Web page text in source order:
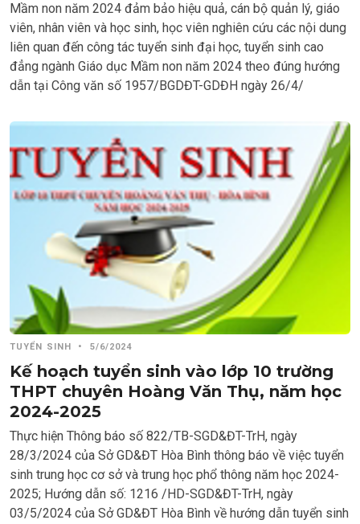
Mầm non năm 2024 đảm bảo hiệu quả, cán bộ quản lý, giáo
viên, nhân viên và học sinh, học viên nghiên cứu các nội dung
liên quan đến công tác tuyển sinh đại học, tuyển sinh cao
đẳng ngành Giáo dục Mầm non năm 2024 theo đúng hướng
dẫn tại Công văn số 1957/BGDĐT-GDĐH ngày 26/4/
TUYỂN SINH • 5/6/2024
Kế hoạch tuyển sinh vào lớp 10 trường
THPT chuyên Hoàng Văn Thụ, năm học
2024-2025
Thực hiện Thông báo số 822/TB-SGD&ĐT-TrH, ngày
28/3/2024 của Sở GD&ĐT Hòa Bình thông báo về việc tuyển
sinh trung học cơ sở và trung học phổ thông năm học 2024-
2025; Hướng dẫn số: 1216 /HD-SGD&ĐT-TrH, ngày
03/5/2024 của Sở GD&ĐT Hòa Bình về hướng dẫn tuyển sinh